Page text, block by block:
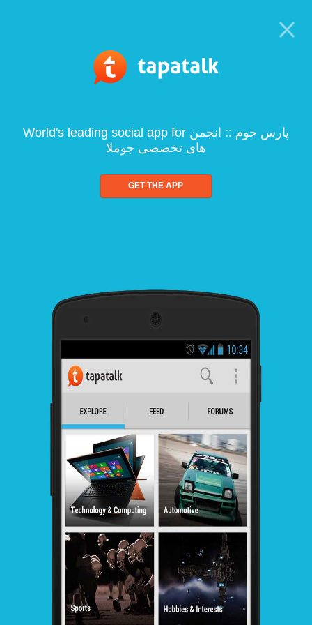
World's leading social app for پارس جوم :: انجمن
های تخصصی جوملا
GET THE APP